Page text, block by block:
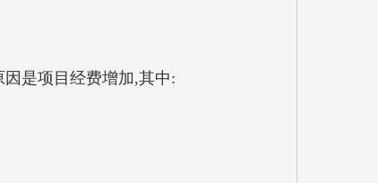
因是项目经费增加,其中:
原因是项目经费增加。